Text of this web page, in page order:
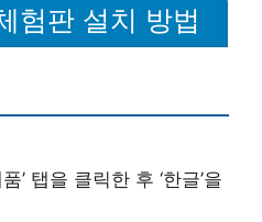
험판 설치 방법
’ 탭을 클릭한 후 ‘한글’을